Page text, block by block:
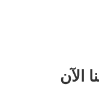
بنا الآن